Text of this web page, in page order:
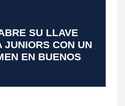
SU LLAVE
JUNIORS CON UN
EN BUENOS